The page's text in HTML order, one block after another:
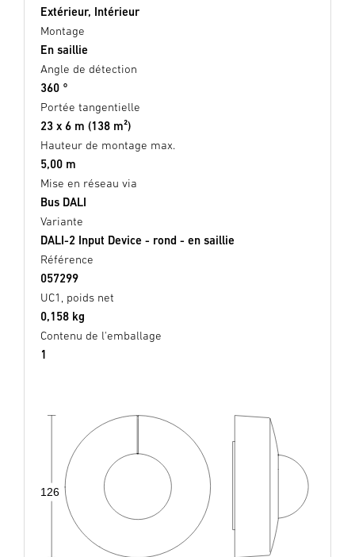
Extérieur, Intérieur
Montage
En saillie
Angle de détection
360 °
Portée tangentielle
23 x 6 m (138 m²)
Hauteur de montage max.
5,00 m
Mise en réseau via
Bus DALI
Variante
DALI-2 Input Device - rond - en saillie
Référence
057299
UC1, poids net
0,158 kg
Contenu de l'emballage
1
126